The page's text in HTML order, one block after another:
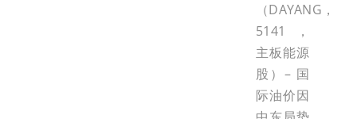
（DAYANG，
5141，
主板能源
股）– 国
际油价因